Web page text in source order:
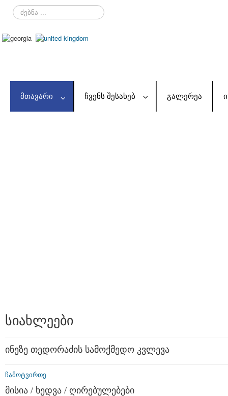
ძებნა
...
ᲛᲗᲐᲕᲐᲠᲘ ᲩᲕᲔᲜᲡ ᲨᲔᲡᲐᲮᲔᲑ ᲒᲐᲚᲔᲠᲔᲐ
სიახლეები
ინეზე თედორაძის სამოქმედო კვლევა
ჩამოტვირთე
მისია / ხედვა / ღირებულებები